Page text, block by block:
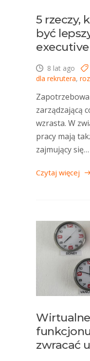
5 rzeczy,
być
executive
8 lat ago
dla rekrutera,
zarządzającą
wzrasta. W
pracy mają
zajmujący się…
Czytaj więcej
Wirtualne
zwracać